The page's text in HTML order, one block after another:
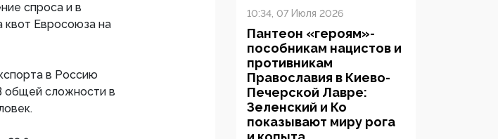
спроса и в
Евросоюза на
в Россию
общей сложности в
10:34, 07 Июля 2026
Пантеон «героям»-
пособникам нацистов и
противникам
Православия в Киево-
Печерской Лавре:
Зеленский и Ко
показывают миру рога